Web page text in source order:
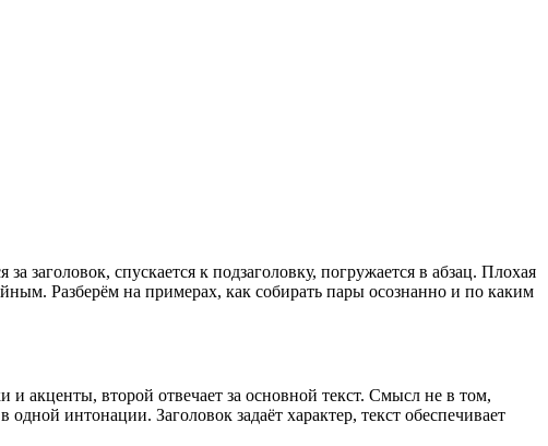
заголовок, спускается к подзаголовку, погружается в абзац. Плохая
Разберём на примерах, как собирать пары осознанно и по каким
акценты, второй отвечает за основной текст. Смысл не в том,
интонации. Заголовок задаёт характер, текст обеспечивает